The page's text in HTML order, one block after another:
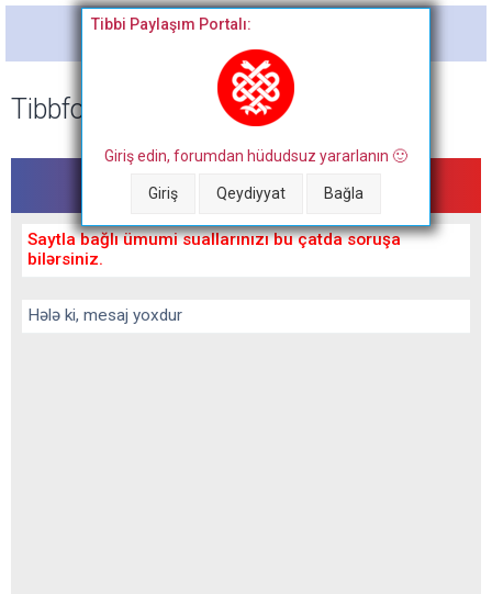
Bitdi
Tibbi Paylaşım Portalı:
Giriş edin, forumdan hüdudsuz yararlanın 🙂
Giriş Qeydiyyat Bağla
Tibbforum - çat
Tibbforum - çat
Saytla bağlı ümumi suallarınızı bu çatda soruşa
bilərsiniz.
Hələ ki, mesaj yoxdur